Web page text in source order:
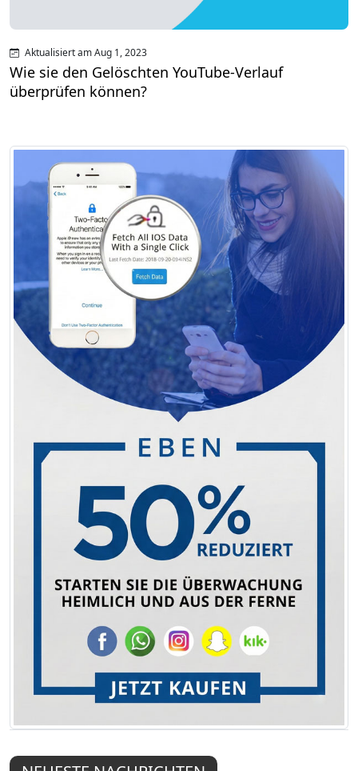
Aktualisiert am Aug 1, 2023
Wie sie den Gelöschten YouTube-Verlauf
überprüfen können?